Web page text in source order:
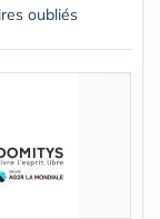
oubliés